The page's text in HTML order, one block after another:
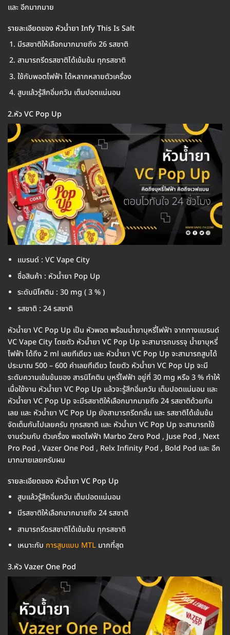
และ อีกมากมาย
รายละเอียดของ หัวน้ำยา Infy This Is Salt
มีรสชาติให้เลือกมากมายถึง 26 รสชาติ
สามารถรีดรสชาติได้เข้มข้น ทุกรสชาติ
ใช้กับพอตไฟฟ้า ได้หลากหลายตัวเครื่อง
สูบแล้วรู้สึกอิ่มควัน เต็มปอดแน่นอน
2.หัว VC Pop Up
แบรนด์ : VC Vape City
ชื่อสินค้า : หัวน้ำยา Pop Up
ระดับนิโคติน : 30 mg ( 3 % )
รสชาติ : 24 รสชาติ
หัวน้ำยา VC Pop Up เป็น หัวพอต พร้อมน้ำยาบุหรี่ไฟฟ้า จากทางแบรนด์
VC Vape City โดยตัว หัวน้ำยา VC Pop Up จะสามารถบรรจุ น้ำยาบุหรี่
ไฟฟ้า ได้ถึง 2 ml เลยทีเดียว และ หัวน้ำยา VC Pop Up จะสามารถสูบได้
ประมาณ 500 – 600 คำเลยทีเดียว โดยตัว หัวน้ำยา VC Pop Up จะมี
ระดับความเข้มข้นของ สารนิโคติน บุหรี่ไฟฟ้า อยู่ที่ 30 mg หรือ 3 % ทำให้
เมื่อใช้งาน หัวน้ำยา VC Pop Up แล้วจะรู้สึกอิ่มควัน เต็มปอดแน่นอน และ
หัวน้ำยา VC Pop Up จะมีรสชาติให้เลือกมากมายถึง 24 รสชาติด้วยกัน
เลย และ หัวน้ำยา VC Pop Up ยังสามารถรีดกลิ่น และ รสชาติได้เข้มข้น
จัดเต็มกันไปเลยครับ ทุกรสชาติ และ หัวน้ำยา VC Pop Up จะสามารถใช้
งานร่วมกับ ตัวเครื่อง พอตไฟฟ้า Marbo Zero Pod , Juse Pod , Next
Pro Pod , Vazer One Pod , Relx Infinity Pod , Bold Pod และ อีก
มากมายเลยครับผม
รายละเอียดของ หัวน้ำยา VC Pop Up
สูบแล้วรู้สึกอิ่มควัน เต็มปอดแน่นอน
มีรสชาติให้เลือกมากมายถึง 24 รสชาติ
สามารถรีดรสชาติได้เข้มข้น ทุกรสชาติ
เหมาะกับ การสูบแบบ MTLมากที่สุด
3.หัว Vazer One Pod